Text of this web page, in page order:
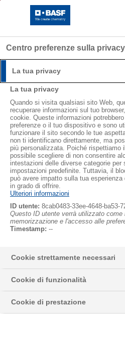
Login
Effettuare il login con il nome
Nome utente:
Password:
Login
Isolare con Neopor®
Case studies
Neopor®case
Dalle fondazioni al tetto,
soluzioni versatili per far
problematiche poste
nuove costruzioni agli
ristrutturazione e di
Centro preferenze sulla privacy
La tua privacy
La tua privacy
Quando si visita qualsiasi sito Web,
recuperare informazioni sul tuo
cookie. Queste informazioni
preferenze o il tuo dispositivo e sono
funzionare il sito secondo le tue
non ti identificano direttamente, ma
più personalizzata. Poiché rispettiamo
possibile scegliere di non consentire
intestazioni delle diverse categorie per
impostazioni predefinite. Tuttavia, il
può avere impatto sulla tua
in grado di offrire.
Ulteriori informazioni
ID utente: 8cab0483-33ee-4648-ba53-
Questo ID utente verrà utilizzato
memorizzazione e l'accesso alle
Timestamp: --
Cookie strettamente necessari
Cookie di funzionalità
Cookie di prestazione